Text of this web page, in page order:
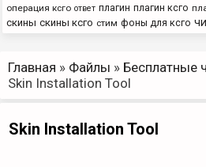
операция ксго ответ плагин плагин ксго
скины скины ксго стим фоны для ксго
Главная » Файлы » Бесплатные
Skin Installation Tool
Skin Installation Tool